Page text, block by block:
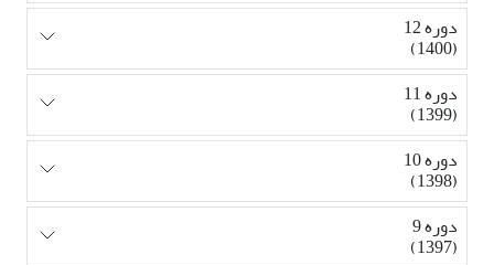
دوره 12
(1400)
دوره 11
(1399)
دوره 10
(1398)
دوره 9
(1397)